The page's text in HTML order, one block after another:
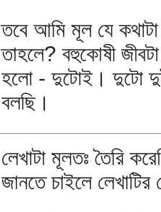
তবে আমি মূল যে কথাটা
তাহলে? বহুকোষী
হলো - দুটোই। দুটো দুই
বলছি।
লেখাটা মূলতঃ তৈরি
জানতে চাইলে